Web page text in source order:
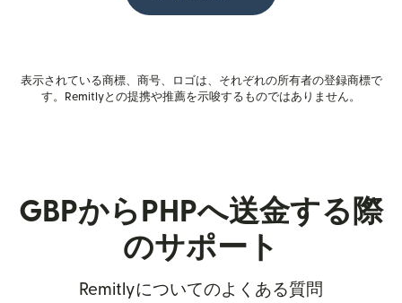
表示されている商標、商号、ロゴは、それぞれの所有者の登録商標で
す。Remitlyとの提携や推薦を示唆するものではありません。
GBPからPHPへ送金する際
のサポート
Remitlyについてのよくある質問